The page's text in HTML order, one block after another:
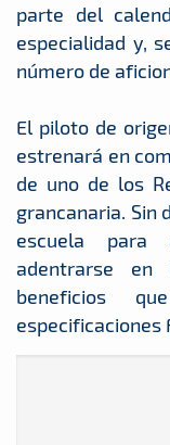
parte del
especialidad y,
número de
El piloto de
estrenará en
de uno de los
grancanaria. Sin
escuela para
adentrarse
beneficios
especificaciones